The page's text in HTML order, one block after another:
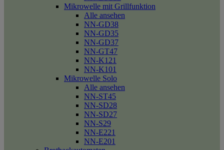
Mikrowelle mit Grillfunktion
Alle ansehen
NN-GD38
NN-GD35
NN-GD37
NN-GT47
NN-K121
NN-K101
Mikrowelle Solo
Alle ansehen
NN-ST45
NN-SD28
NN-SD27
NN-S29
NN-E221
NN-E201